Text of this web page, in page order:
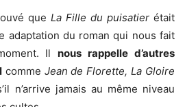
que La Fille du puisatier était
adaptation du roman qui nous fait
Ilnous rappelle d’autres
comme Jean de Florette, La Gloire
n’arrive jamais au même niveau